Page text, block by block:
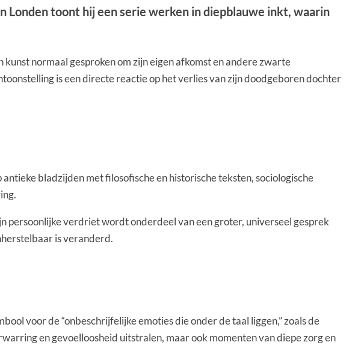
Londen toont hij een serie werken in diepblauwe inkt, waarin
normaal gesproken om zijn eigen afkomst en andere zwarte
is een directe reactie op het verlies van zijn doodgeboren dochter
bladzijden met filosofische en historische teksten, sociologische
persoonlijke verdriet wordt onderdeel van een groter, universeel gesprek
is veranderd.
voor de “onbeschrijfelijke emoties die onder de taal liggen,” zoals de
en gevoelloosheid uitstralen, maar ook momenten van diepe zorg en